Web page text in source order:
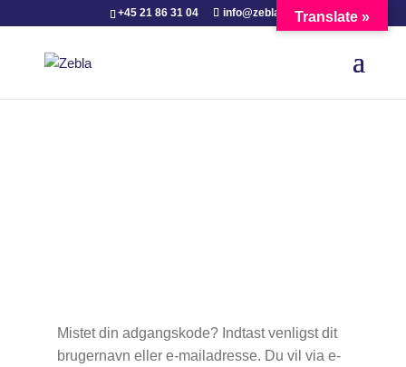
+45 21 86 31 04 info@zebla.dk
Mistet din adgangskode? Indtast venligst dit
brugernavn eller e-mailadresse. Du vil via e-
Translate »